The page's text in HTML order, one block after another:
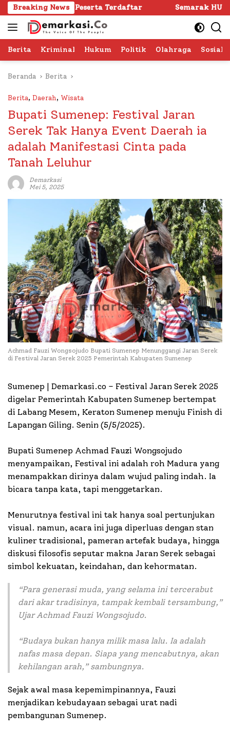
Langsung
ke
konten
Breaking News
Peserta Terdaftar Semarak HUT RI ke -81 di
Berita Kriminal Hukum Politik Olahraga Sosial
Beranda Berita
Berita, Daerah, Wisata
Bupati Sumenep: Festival Jaran
Serek Tak Hanya Event Daerah ia
adalah Manifestasi Cinta pada
Tanah Leluhur
Demarkasi
Mei 5, 2025
Achmad Fauzi Wongsojudo Bupati Sumenep Menunggangi Jaran Serek
di Festival Jaran Serek 2025 Pemerintah Kabupaten Sumenep
Sumenep | Demarkasi.co – Festival Jaran Serek 2025
digelar Pemerintah Kabupaten Sumenep bertempat
di Labang Mesem, Keraton Sumenep menuju Finish di
Lapangan Giling. Senin (5/5/2025).
Bupati Sumenep Achmad Fauzi Wongsojudo
menyampaikan, Festival ini adalah roh Madura yang
menampakkan dirinya dalam wujud paling indah. Ia
bicara tanpa kata, tapi menggetarkan.
Menurutnya festival ini tak hanya soal pertunjukan
visual. namun, acara ini juga diperluas dengan stan
kuliner tradisional, pameran artefak budaya, hingga
diskusi filosofis seputar makna Jaran Serek sebagai
simbol kekuatan, keindahan, dan kehormatan.
“Para generasi muda, yang selama ini tercerabut
dari akar tradisinya, tampak kembali tersambung,”
Ujar Achmad Fauzi Wongsojudo.
“Budaya bukan hanya milik masa lalu. Ia adalah
nafas masa depan. Siapa yang mencabutnya, akan
kehilangan arah,” sambungnya.
Sejak awal masa kepemimpinannya, Fauzi
menjadikan kebudayaan sebagai urat nadi
pembangunan Sumenep.